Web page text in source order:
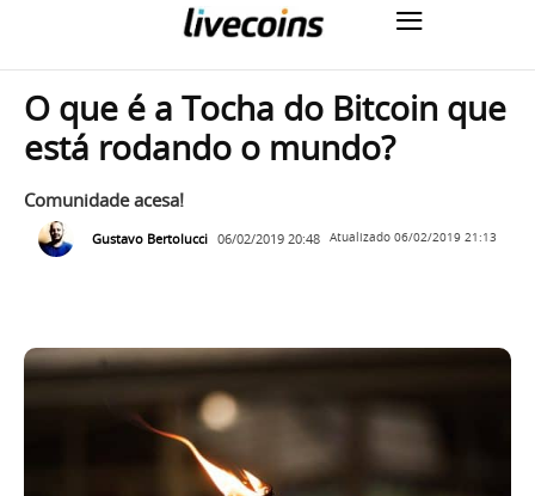
O que é a Tocha do Bitcoin que
está rodando o mundo?
Comunidade acesa!
Gustavo Bertolucci 06/02/2019 20:48 Atualizado 06/02/2019 21:13